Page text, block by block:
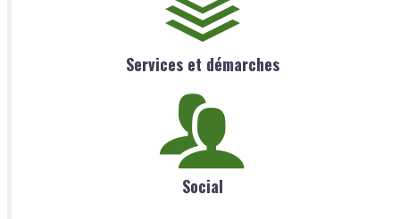
Services et démarches
Social